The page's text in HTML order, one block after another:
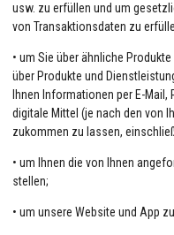
usw. zu erfüllen und um
von Transaktionsdaten zu
• um Sie über ähnliche
über Produkte und
Ihnen Informationen per E-
digitale Mittel (je nach den von
zukommen zu lassen,
• um Ihnen die von Ihnen
stellen;
• um unsere Website und App